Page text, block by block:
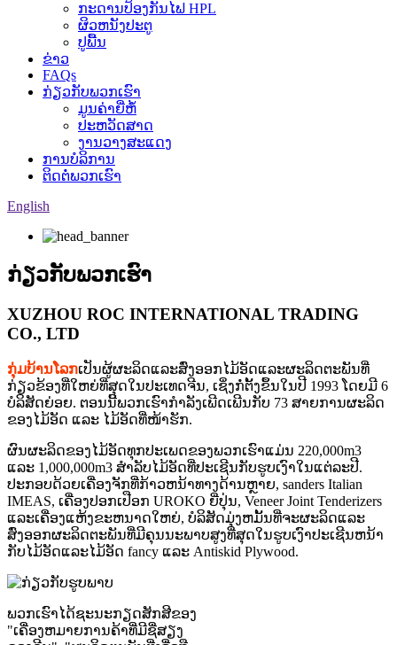
ກະດານປ້ອງກັນໄຟ HPL
ຜິວຫນັງປະຕູ
ປູພື້ນ
ຂ່າວ
FAQs
ກ່ຽວກັບພວກເຮົາ
ມູນຄ່າຍີ່ຫໍ້
ປະຫວັດສາດ
ງານວາງສະແດງ
ການບໍລິການ
ຕິດຕໍ່ພວກເຮົາ
English
ກ່ຽວກັບພວກເຮົາ
XUZHOU ROC INTERNATIONAL TRADING
CO., LTD
ກຸ່ມບ້ານໂລກເປັນຜູ້ຜະລິດແລະສົ່ງອອກໄມ້ອັດແລະຜະລິດຕະພັນທີ່
ກ່ຽວຂ້ອງທີ່ໃຫຍ່ທີ່ສຸດໃນປະເທດຈີນ, ເຊິ່ງກໍ່ຕັ້ງຂຶ້ນໃນປີ 1993 ໂດຍມີ 6
ບໍລິສັດຍ່ອຍ. ຕອນນີ້ພວກເຮົາກຳລັງເພີດເພີນກັບ 73 ສາຍການຜະລິດ
ຂອງໄມ້ອັດ ແລະ ໄມ້ອັດທີ່ໜ້າຮັກ.
ຜົນຜະລິດຂອງໄມ້ອັດທຸກປະເພດຂອງພວກເຮົາແມ່ນ 220,000m3
ແລະ 1,000,000m3 ສໍາລັບໄມ້ອັດທີ່ປະເຊີນກັບຮູບເງົາໃນແຕ່ລະປີ.
ປະກອບດ້ວຍເຄື່ອງຈັກທີ່ກ້າວຫນ້າທາງດ້ານຫຼາຍ, sanders Italian
IMEAS, ເຄື່ອງປອກເປືອກ UROKO ຍີ່ປຸ່ນ, Veneer Joint Tenderizers
ແລະເຄື່ອງແຫ້ງຂະຫນາດໃຫຍ່, ບໍລິສັດມຸ່ງຫມັ້ນທີ່ຈະຜະລິດແລະ
ສົ່ງອອກຜະລິດຕະພັນທີ່ມີຄຸນນະພາບສູງທີ່ສຸດໃນຮູບເງົາປະເຊີນຫນ້າ
ກັບໄມ້ອັດແລະໄມ້ອັດ fancy ແລະ Antiskid Plywood.
ພວກ​ເຮົາ​ໄດ້​ຊະ​ນະ​ກຽດ​ສັກ​ສີ​ຂອງ
"ເຄື່ອງ​ຫມາຍ​ການ​ຄ້າ​ທີ່​ມີ​ຊື່​ສຽງ​